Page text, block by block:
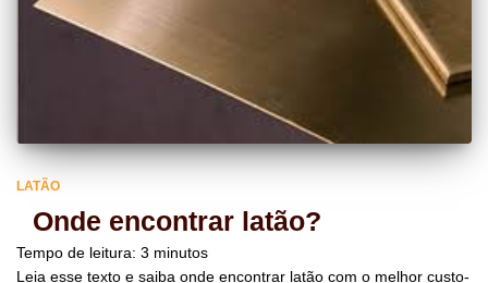
LATÃO
Onde encontrar latão?
Tempo de leitura: 3 minutos
Leia esse texto e saiba onde encontrar latão com o melhor custo-